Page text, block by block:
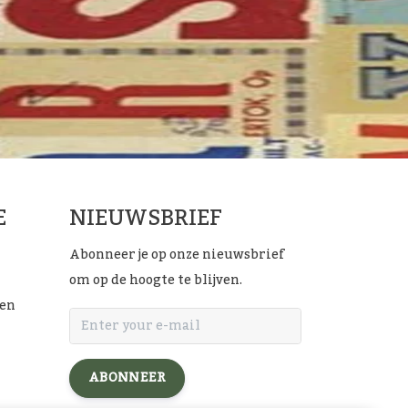
NIEUWSBRIEF
Abonneer je op onze nieuwsbrief
om op de hoogte te blijven.
ABONNEER